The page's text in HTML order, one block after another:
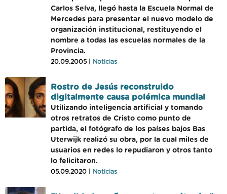
Carlos Selva, llegó hasta la Escuela Normal de
Mercedes para presentar el nuevo modelo de
organización institucional, restituyendo el
nombre a todas las escuelas normales de la
Provincia.
20.09.2005 | Noticias
Rostro de Jesús reconstruido
digitalmente causa polémica mundial
Utilizando inteligencia artificial y tomando
otros retratos de Cristo como punto de
partida, el fotógrafo de los países bajos Bas
Uterwijk realizó su obra, por la cual miles de
usuarios en redes lo repudiaron y otros tanto
lo felicitaron.
05.09.2020 | Noticias